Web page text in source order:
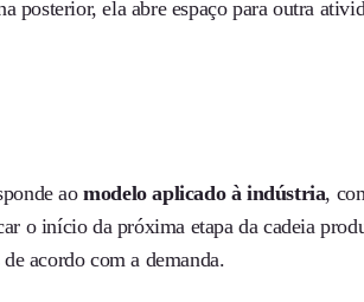
posterior, ela abre espaço para outra
aomodelo aplicado à indústria,
o início da próxima etapa da cadeia
acordo com a demanda.